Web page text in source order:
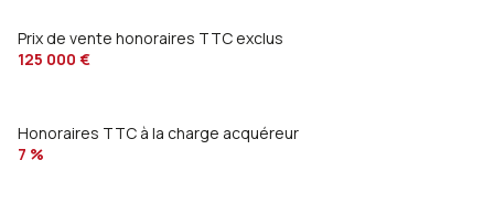
Prix de vente honoraires TTC exclus
125 000 €
Honoraires TTC à la charge acquéreur
7 %